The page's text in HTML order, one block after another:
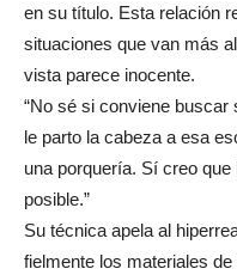
en su título. Esta relación
situaciones que van más
vista parece inocente.
“No sé si conviene
le parto la cabeza a esa
una porquería. Sí creo
posible.”
Su técnica apela al
fielmente los materiales